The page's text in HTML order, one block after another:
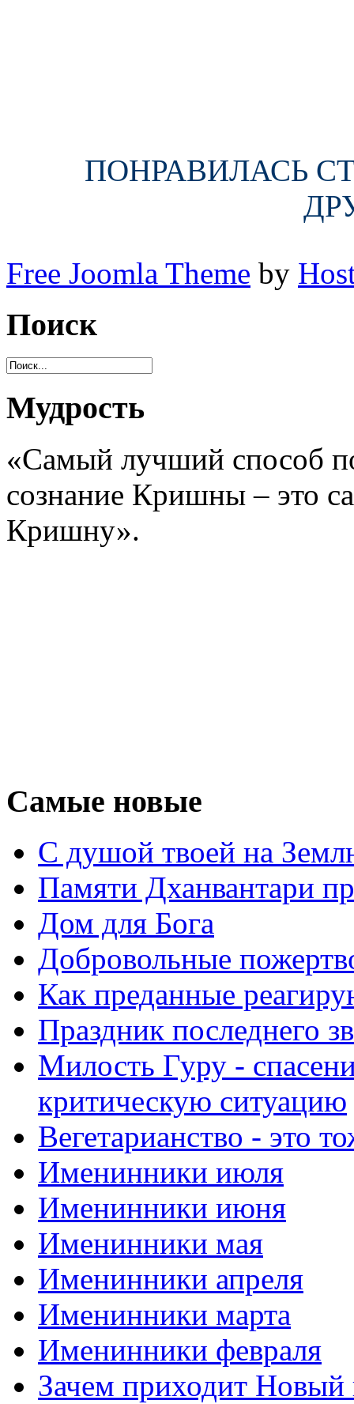
ПОНРАВИЛАСЬ
Free Joomla Theme by
Поиск
Мудрость
«Самый лучший способ
сознание Кришны – это
Кришну».
Самые новые
С душой твоей на
Памяти Дханвантари
Дом для Бога
Добровольные
Как преданные
Праздник последнего
Милость Гуру -
критическую ситуацию
Вегетарианство - это
Именинники июля
Именинники июня
Именинники мая
Именинники апреля
Именинники марта
Именинники февраля
Зачем приходит Новый